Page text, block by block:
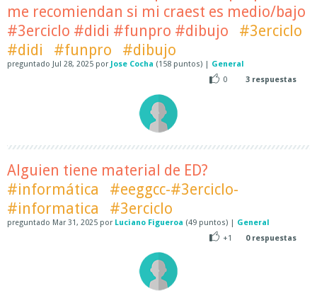
me recomiendan si mi craest es medio/bajo
#3erciclo #didi #funpro #dibujo
#3erciclo
#didi
#funpro #dibujo
preguntado Jul 28, 2025 por Jose Cocha (158 puntos) | General
0
3 respuestas
Alguien tiene material de ED?
#informática
#eeggcc-#3erciclo-
#informatica
#3erciclo
preguntado Mar 31, 2025 por Luciano Figueroa (49 puntos) | General
+1
0respuestas